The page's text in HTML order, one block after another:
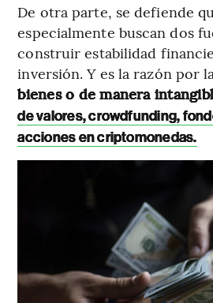
De otra parte, se defiende
especialmente buscan dos
construir estabilidad
inversión. Y es la razón por
bienes o de manera
de valores, crowdfunding,
acciones en criptomonedas.